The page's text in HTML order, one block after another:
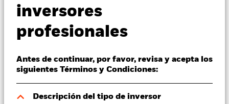
inversores
profesionales
Antes de continuar, por favor, revisa y acepta los
siguientes Términos y Condiciones:
Descripción del tipo de inversor
Visión de mercado
Educación
Profesionales
España
Change location
Valor liquidativo a 07 ago 2026
USD 8,88